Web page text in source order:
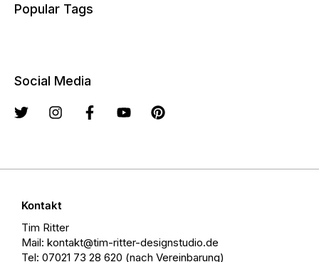
Popular Tags
Social Media
Kontakt
Tim Ritter
Mail: kontakt@tim-ritter-designstudio.de
Tel: 07021 73 28 620 (nach Vereinbarung)